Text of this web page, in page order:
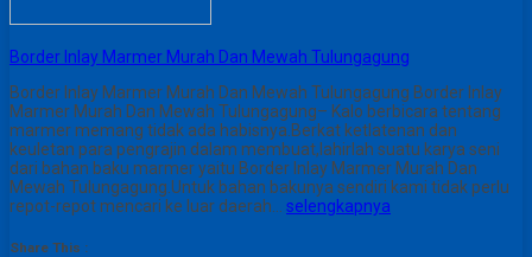
Border Inlay Marmer Murah Dan Mewah Tulungagung
Border Inlay Marmer Murah Dan Mewah Tulungagung Border Inlay
Marmer Murah Dan Mewah Tulungagung– Kalo berbicara tentang
marmer memang tidak ada habisnya.Berkat ketlatenan dan
keuletan para pengrajin dalam membuat,lahirlah suatu karya seni
dari bahan baku marmer yaitu Border Inlay Marmer Murah Dan
Mewah Tulungagung.Untuk bahan bakunya sendiri kami tidak perlu
repot-repot mencari ke luar daerah… selengkapnya
Share This :